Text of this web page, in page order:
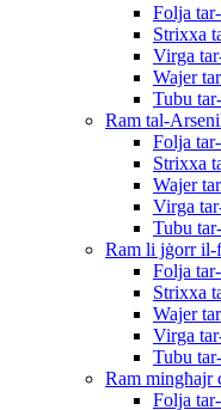
Folja
Strixxa
Virga
Wajer
Tubu
Ram tal-
Folja
Strixxa
Wajer
Virga
Tubu
Ram li jġorr il-
Folja
Strixxa
Wajer
Virga
Tubu
Ram mingħajr
Folja